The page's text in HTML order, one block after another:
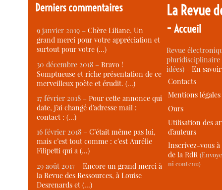
Derniers commentaires
9 janvier 2019 –Chère Liliane, Un
grand merci pour votre appréciation et
surtout pour votre (…)
30 décembre 2018 –Bravo !
Somptueuse et riche présentation de ce
merveilleux poète et érudit. (…)
17 février 2018 –Pour cette annonce qui
date, j’ai changé d’adresse mail :
contact : (…)
16 février 2018 –C’était même pas lui,
mais c’est tout comme : c’est Aurélie
Filipetti qui a (…)
29 août 2017 –Encore un grand merci à
la Revue des Ressources, à Louise
Desrenards et (…)
La Revue
-Accueil
Revue
idées) -En
Contacts
Mentions légales
Ours
Utilisation des
d’auteurs
Inscrivez-vous
de la RdR
ni contenu)